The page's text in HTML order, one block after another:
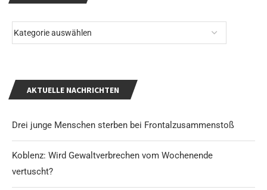
AKTUELLE NACHRICHTEN
Drei junge Menschen sterben bei Frontalzusammenstoß
Koblenz: Wird Gewaltverbrechen vom Wochenende
vertuscht?